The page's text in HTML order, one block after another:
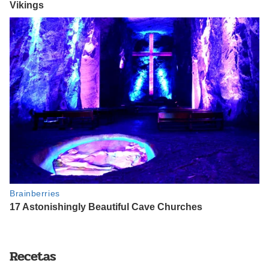
Recetas